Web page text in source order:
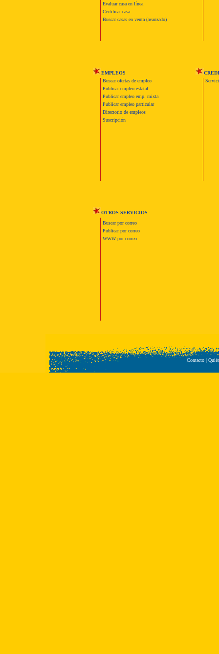
Evaluar casa en línea
Certificar casa
Buscar casas en venta (avanzado)
EMPLEOS
Buscar ofertas de empleo
Publicar empleo estatal
Publicar empleo emp. mixta
Publicar empleo particular
Directorio de empleos
Suscripción
OTROS SERVICIOS
Buscar por correo
Publicar por correo
WWW por correo
Contacto|